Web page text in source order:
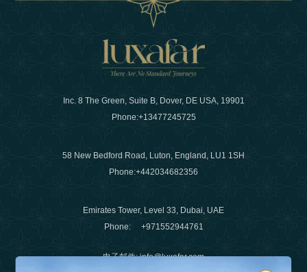
Inc. 8 The Green, Suite B, Dover, DE USA, 19901
Phone:+13477245725
58 New Bedford Road, Luton, England, LU1 1SH
Phone:+442034682356
Emirates Tower, Level 33, Dubai, UAE
Phone: +971552944761
电子邮件:info@luxafar.com
您想了解更多有关最新旅游趋势的信息吗？
订阅我们的时事通讯并保持更新